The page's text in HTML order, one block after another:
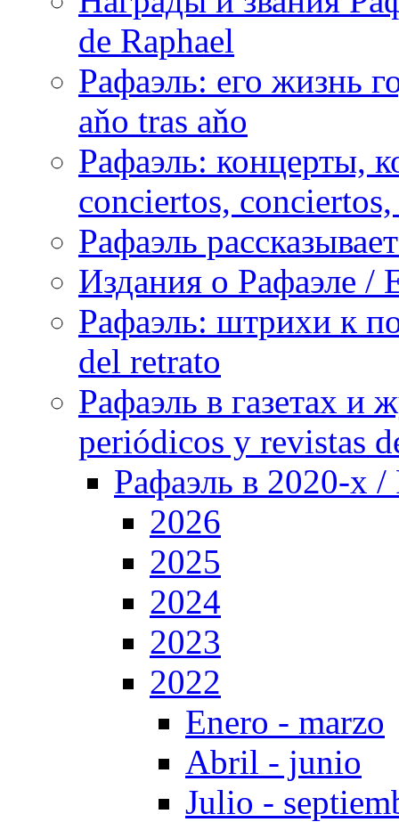
de Raphael
Рафаэль: его жизнь
aňo tras aňo
Рафаэль: концерты,
conciertos,
Рафаэль
Издания о Рафаэле /
Рафаэль: штрихи к
del retrato
Рафаэль в газетах и
periódicos y revistas
Рафаэль в 2020-х /
2026
2025
2024
2023
2022
Enero - marzo
Abril - junio
Julio -